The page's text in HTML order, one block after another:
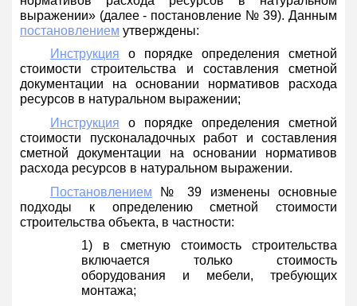
выражении» (далее - постановление № 39). Данным
постановлением утверждены:
Инструкция о порядке определения сметной
стоимости строительства и составления сметной
документации на основании нормативов расхода
ресурсов в натуральном выражении;
Инструкция о порядке определения сметной
стоимости пусконаладочных работ и составления
сметной документации на основании нормативов
расхода ресурсов в натуральном выражении.
Постановлением № 39 изменены основные
подходы к определению сметной стоимости
строительства объекта, в частности:
1) в сметную стоимость строительства
включается только стоимость
оборудования и мебели, требующих
монтажа;